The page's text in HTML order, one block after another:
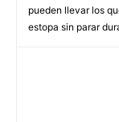
pueden llevar los
estopa sin parar